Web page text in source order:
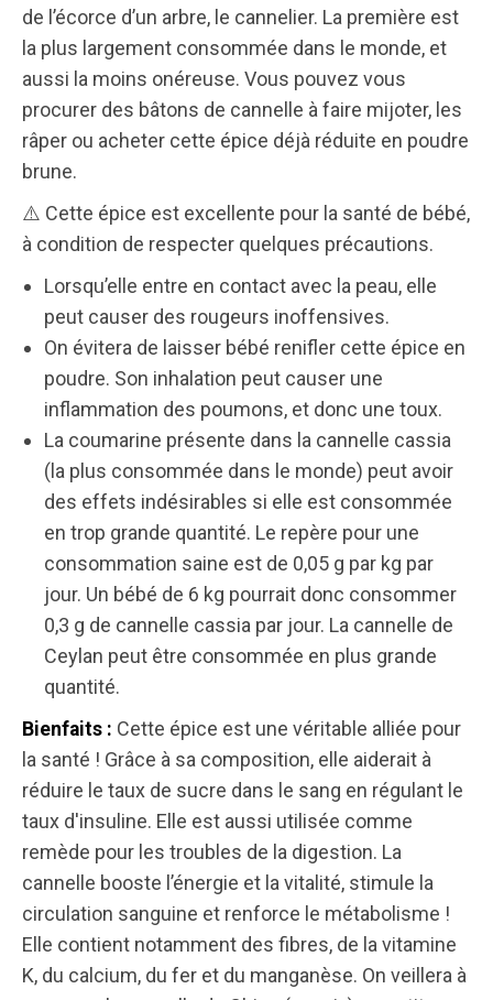
de l’écorce d’un arbre, le cannelier. La première est
la plus largement consommée dans le monde, et
aussi la moins onéreuse. Vous pouvez vous
procurer des bâtons de cannelle à faire mijoter, les
râper ou acheter cette épice déjà réduite en poudre
brune.
⚠️ Cette épice est excellente pour la santé de bébé,
à condition de respecter quelques précautions.
Lorsqu’elle entre en contact avec la peau, elle
peut causer des rougeurs inoffensives.
On évitera de laisser bébé renifler cette épice en
poudre. Son inhalation peut causer une
inflammation des poumons, et donc une toux.
La coumarine présente dans la cannelle cassia
(la plus consommée dans le monde) peut avoir
des effets indésirables si elle est consommée
en trop grande quantité. Le repère pour une
consommation saine est de 0,05 g par kg par
jour. Un bébé de 6 kg pourrait donc consommer
0,3 g de cannelle cassia par jour. La cannelle de
Ceylan peut être consommée en plus grande
quantité.
Bienfaits : Cette épice est une véritable alliée pour
la santé ! Grâce à sa composition, elle aiderait à
réduire le taux de sucre dans le sang en régulant le
taux d'insuline. Elle est aussi utilisée comme
remède pour les troubles de la digestion. La
cannelle booste l’énergie et la vitalité, stimule la
circulation sanguine et renforce le métabolisme !
Elle contient notamment des fibres, de la vitamine
K, du calcium, du fer et du manganèse. On veillera à